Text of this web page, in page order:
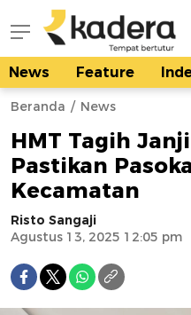
kadera.id
Tempat bertutur
News Feature
Beranda News
HMT Tagih
Pastikan
Kecamatan
Risto Sangaji
Agustus 13, 2025 12:05 pm